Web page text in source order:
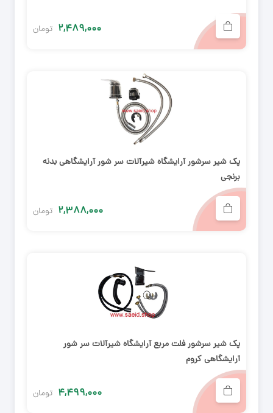
۲,۴۸۹,۰۰۰ تومان
پک شیر سرشور آرایشگاه شیرآلات سر شور آرایشگاهی بدنه
برنجی
۲,۳۸۸,۰۰۰ تومان
پک شیر سرشور فلت مربع آرایشگاه شیرآلات سر شور
آرایشگاهی کروم
۴,۴۹۹,۰۰۰ تومان